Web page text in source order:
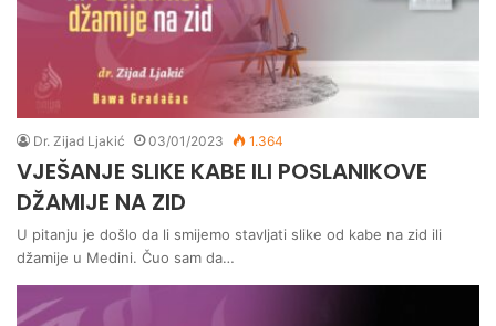
Dr. Zijad Ljakić 03/01/2023 1.364
VJEŠANJE SLIKE KABE ILI POSLANIKOVE
DŽAMIJE NA ZID
U pitanju je došlo da li smijemo stavljati slike od kabe na zid ili
džamije u Medini. Čuo sam da…